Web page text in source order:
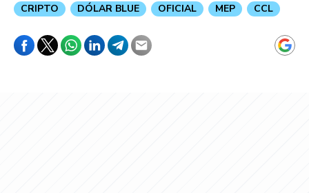
CRIPTO DÓLAR BLUE OFICIAL MEP CCL